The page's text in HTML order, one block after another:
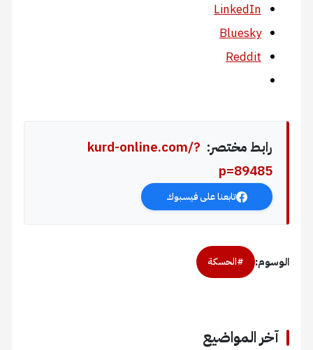
LinkedIn
Bluesky
Reddit
رابط مختصر: kurd-online.com/?
p=89485
تابعنا على فيسبوك
الوسوم: #الحسكة
آخر المواضيع